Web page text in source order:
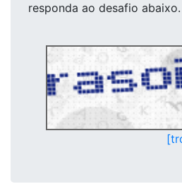
responda ao desafio abaixo.